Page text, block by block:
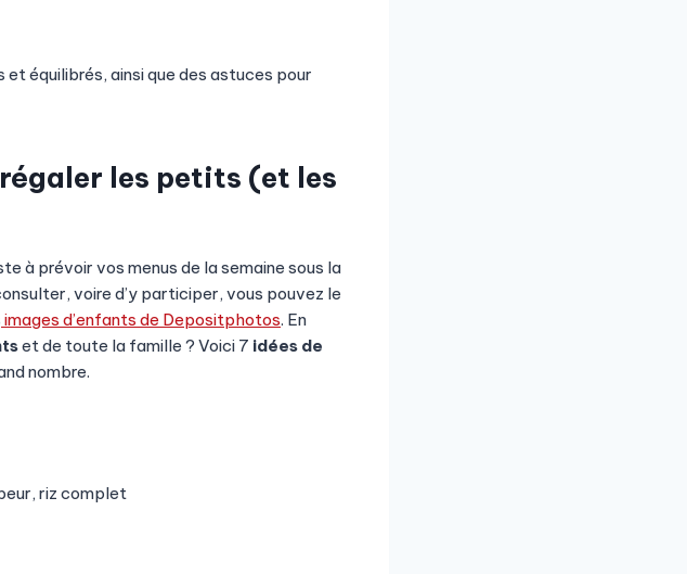
et équilibrés, ainsi que des astuces pour
les petits (et les
à prévoir vos menus de la semaine sous la
voire d’y participer, vous pouvez le
images d’enfants de Depositphotos. En
et de toute la famille ? Voici 7 idées de
nombre.
riz complet